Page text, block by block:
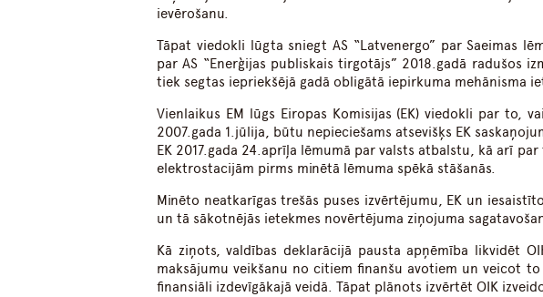
ievērošanu.
Tāpat viedokli lūgta sniegt AS “Latvenergo” par Saeimas
par AS “Enerģijas publiskais tirgotājs” 2018.gadā radušos
tiek segtas iepriekšējā gadā obligātā iepirkuma mehānisma
Vienlaikus EM lūgs Eiropas Komisijas (EK) viedokli par to,
2007.gada 1.jūlija, būtu nepieciešams atsevišķs EK
EK 2017.gada 24.aprīļa lēmumā par valsts atbalstu, kā arī
elektrostacijām pirms minētā lēmuma spēkā stāšanās.
Minēto neatkarīgas trešās puses izvērtējumu, EK un
un tā sākotnējās ietekmes novērtējuma ziņojuma
Kā ziņots, valdības deklarācijā pausta apņēmība likvidēt
maksājumu veikšanu no citiem finanšu avotiem un veicot
finansiāli izdevīgākajā veidā. Tāpat plānots izvērtēt OIK